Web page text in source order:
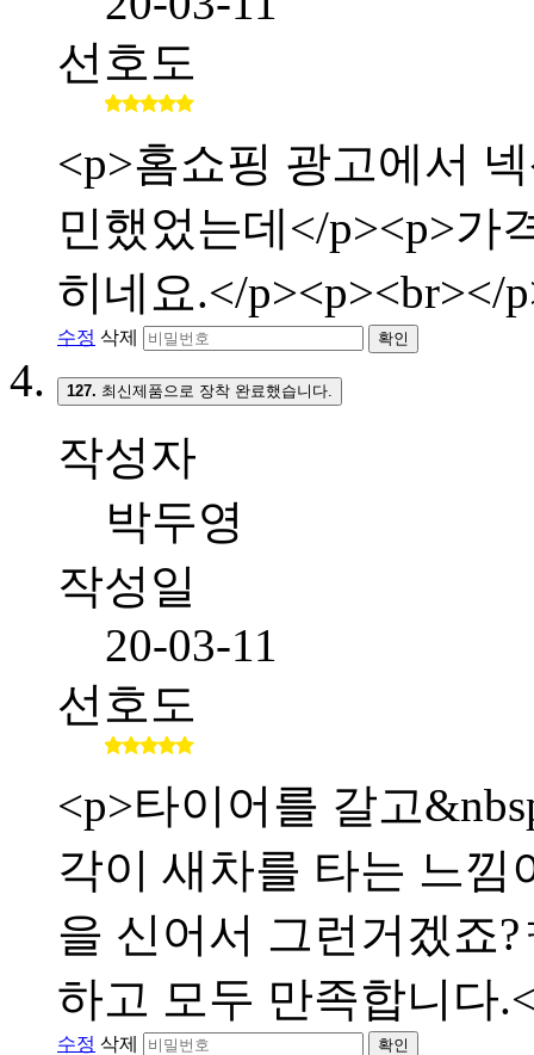
선호도
<p>홈쇼핑 광고에서
민했었는데</p><p>가
히네요.</p><p><br></
수정 삭제 확인
127. 최신제품으로 장착 완료했습니다.
작성자
박두영
작성일
20-03-11
선호도
<p>타이어를 갈고
각이 새차를 타는 느낌
을 신어서 그런거겠죠
하고 모두 만족합니다
수정 삭제 확인